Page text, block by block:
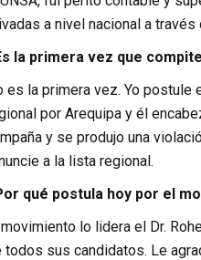
a nivel nacional a través
la primera vez que
es la primera vez. Yo postule
por Arequipa y él
y se produjo una
a la lista regional.
qué postula hoy por el
lo lidera el Dr.
todos sus candidatos. Le